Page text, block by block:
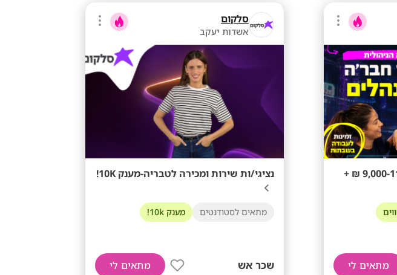
רוצים להיכנס לניהול? 9,000-11,000 ₪ +
מתאים לי
סלקום
אשדות יעקב
נציגי/ות שירות ומכירה לטבריה-מענק 10K!
מתאים לסטודנטים מענק 10k!
שכר אש מתאים לי